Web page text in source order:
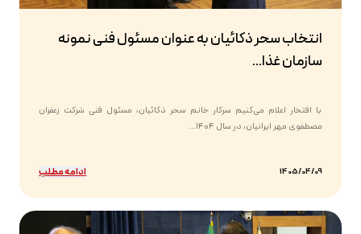
انتخاب سحر ذکائیان به عنوان مسئول فنی نمونه
سازمان غذا...
با افتخار اعلام می‌کنیم سرکار خانم سحر ذکائیان، مسئول فنی شرکت زعفران
مصطفوی مهر ایرانیان، در سال ۱۴۰۴...
1405/04/09 ادامه مطلب